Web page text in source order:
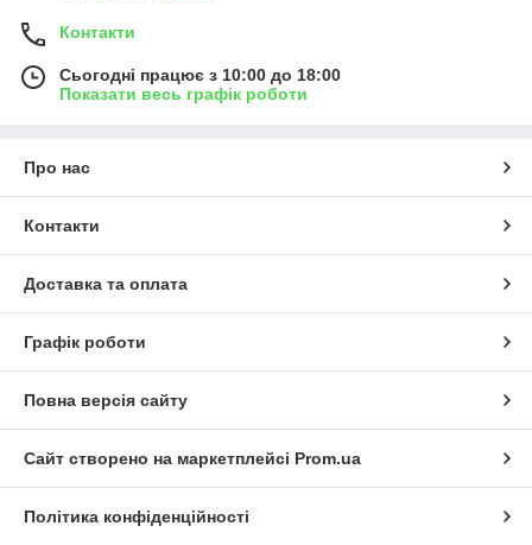
Контакти
Сьогодні працює з 10:00 до 18:00
Показати весь графік роботи
Про нас
Контакти
Доставка та оплата
Графік роботи
Повна версія сайту
Сайт створено на маркетплейсі Prom.ua
Політика конфіденційності